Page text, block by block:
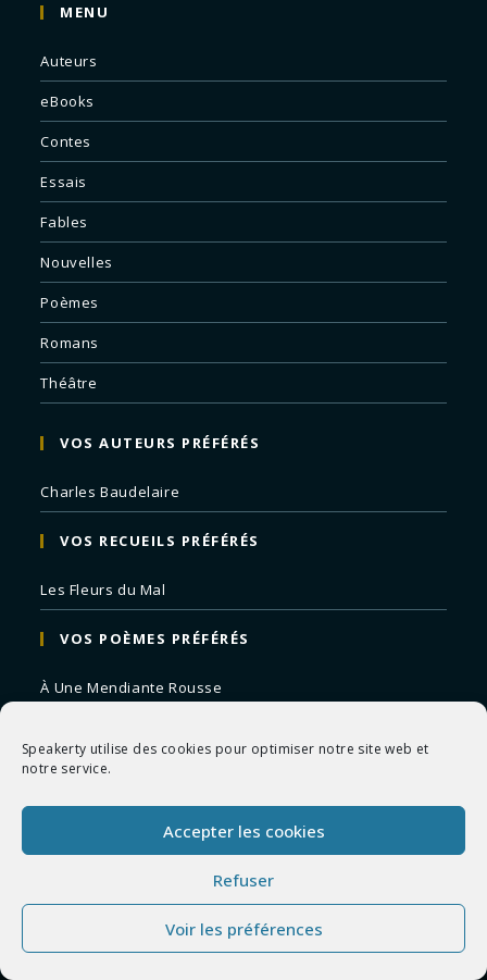
Speakerty utilise des cookies pour optimiser notre site web et
notre service.
Accepter les cookies
Refuser
Voir les préférences
MENU
Auteurs
eBooks
Contes
Essais
Fables
Nouvelles
Poèmes
Romans
Théâtre
VOS AUTEURS PRÉFÉRÉS
Charles Baudelaire
VOS RECUEILS PRÉFÉRÉS
Les Fleurs du Mal
VOS POÈMES PRÉFÉRÉS
À Une Mendiante Rousse
Correspondances
Remords Posthume